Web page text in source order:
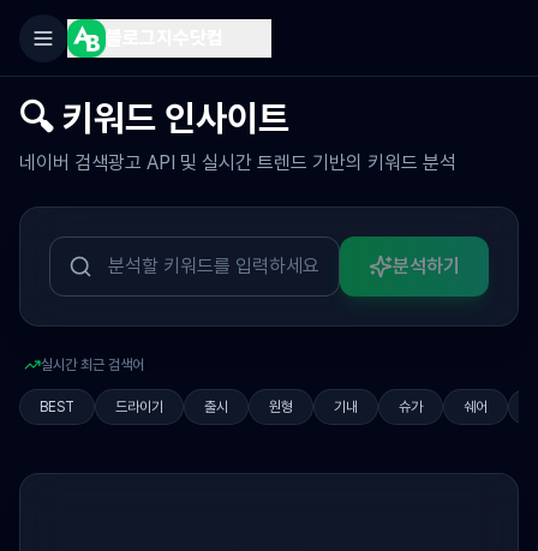
🔍 키워드 인사이트
네이버 검색광고 API 및 실시간 트렌드 기반의 키워드 분석
분석하기
실시간 최근 검색어
BEST 드라이기 출시 원형 기내 슈가 쉐어